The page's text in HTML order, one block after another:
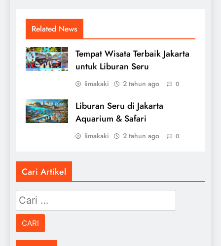
Related News
Tempat Wisata Terbaik Jakarta
untuk Liburan Seru
limakaki 2 tahun ago 0
Liburan Seru di Jakarta
Aquarium & Safari
limakaki 2 tahun ago 0
Cari Artikel
Cari
untuk: